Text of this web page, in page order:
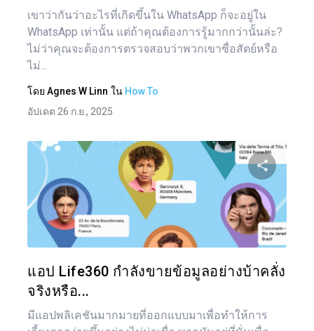
เขาว่ากันว่าอะไรที่เกิดขึ้นใน WhatsApp ก็จะอยู่ใน
WhatsApp เท่านั้น แต่ถ้าคุณต้องการรู้มากกว่านั้นล่ะ?
ไม่ว่าคุณจะต้องการตรวจสอบว่าพวกเขาซื่อสัตย์หรือ
ไม่...
โดย Agnes W Linn ใน How To
อัปเดต 26 ก.ย., 2025
แบ่งปั
แอป Life360 กำลังขายข้อมูลอย่างบ้าคลั่ง
จริงหรือ...
มีแอปพลิเคชันมากมายที่ออกแบบมาเพื่อทำให้การ